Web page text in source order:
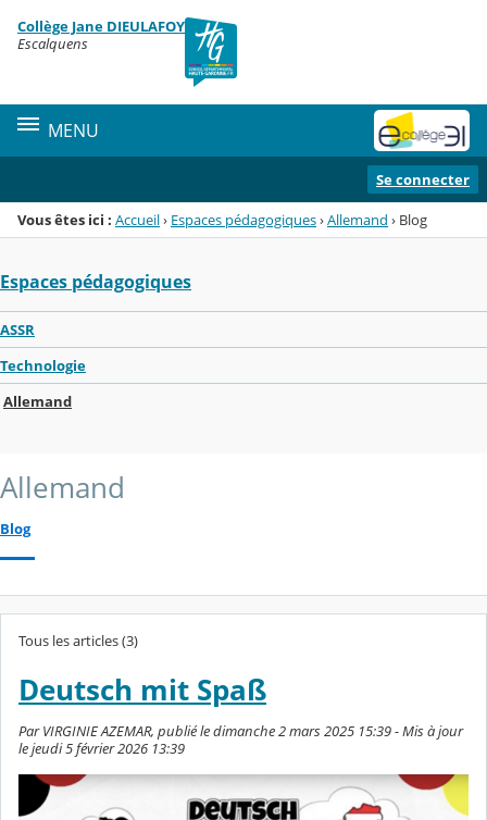
Menu de la rubrique
Contenu
Collège Jane DIEULAFOY
Escalquens
MENU
Se connecter
Vous êtes ici : Accueil› Espaces pédagogiques›Allemand › Blog
Espaces pédagogiques
ASSR
Technologie
Allemand
Allemand
Blog
Tous les articles (3)
Deutsch mit Spaß
Par VIRGINIE AZEMAR, publié le dimanche 2 mars 2025 15:39 - Mis à jour
le jeudi 5 février 2026 13:39